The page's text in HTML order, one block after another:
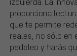
proporciona
que te permite
reales, no sólo en
pedaleo y harás